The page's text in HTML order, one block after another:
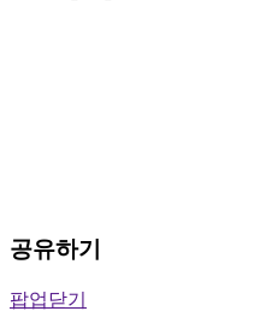
공유하기
팝업닫기